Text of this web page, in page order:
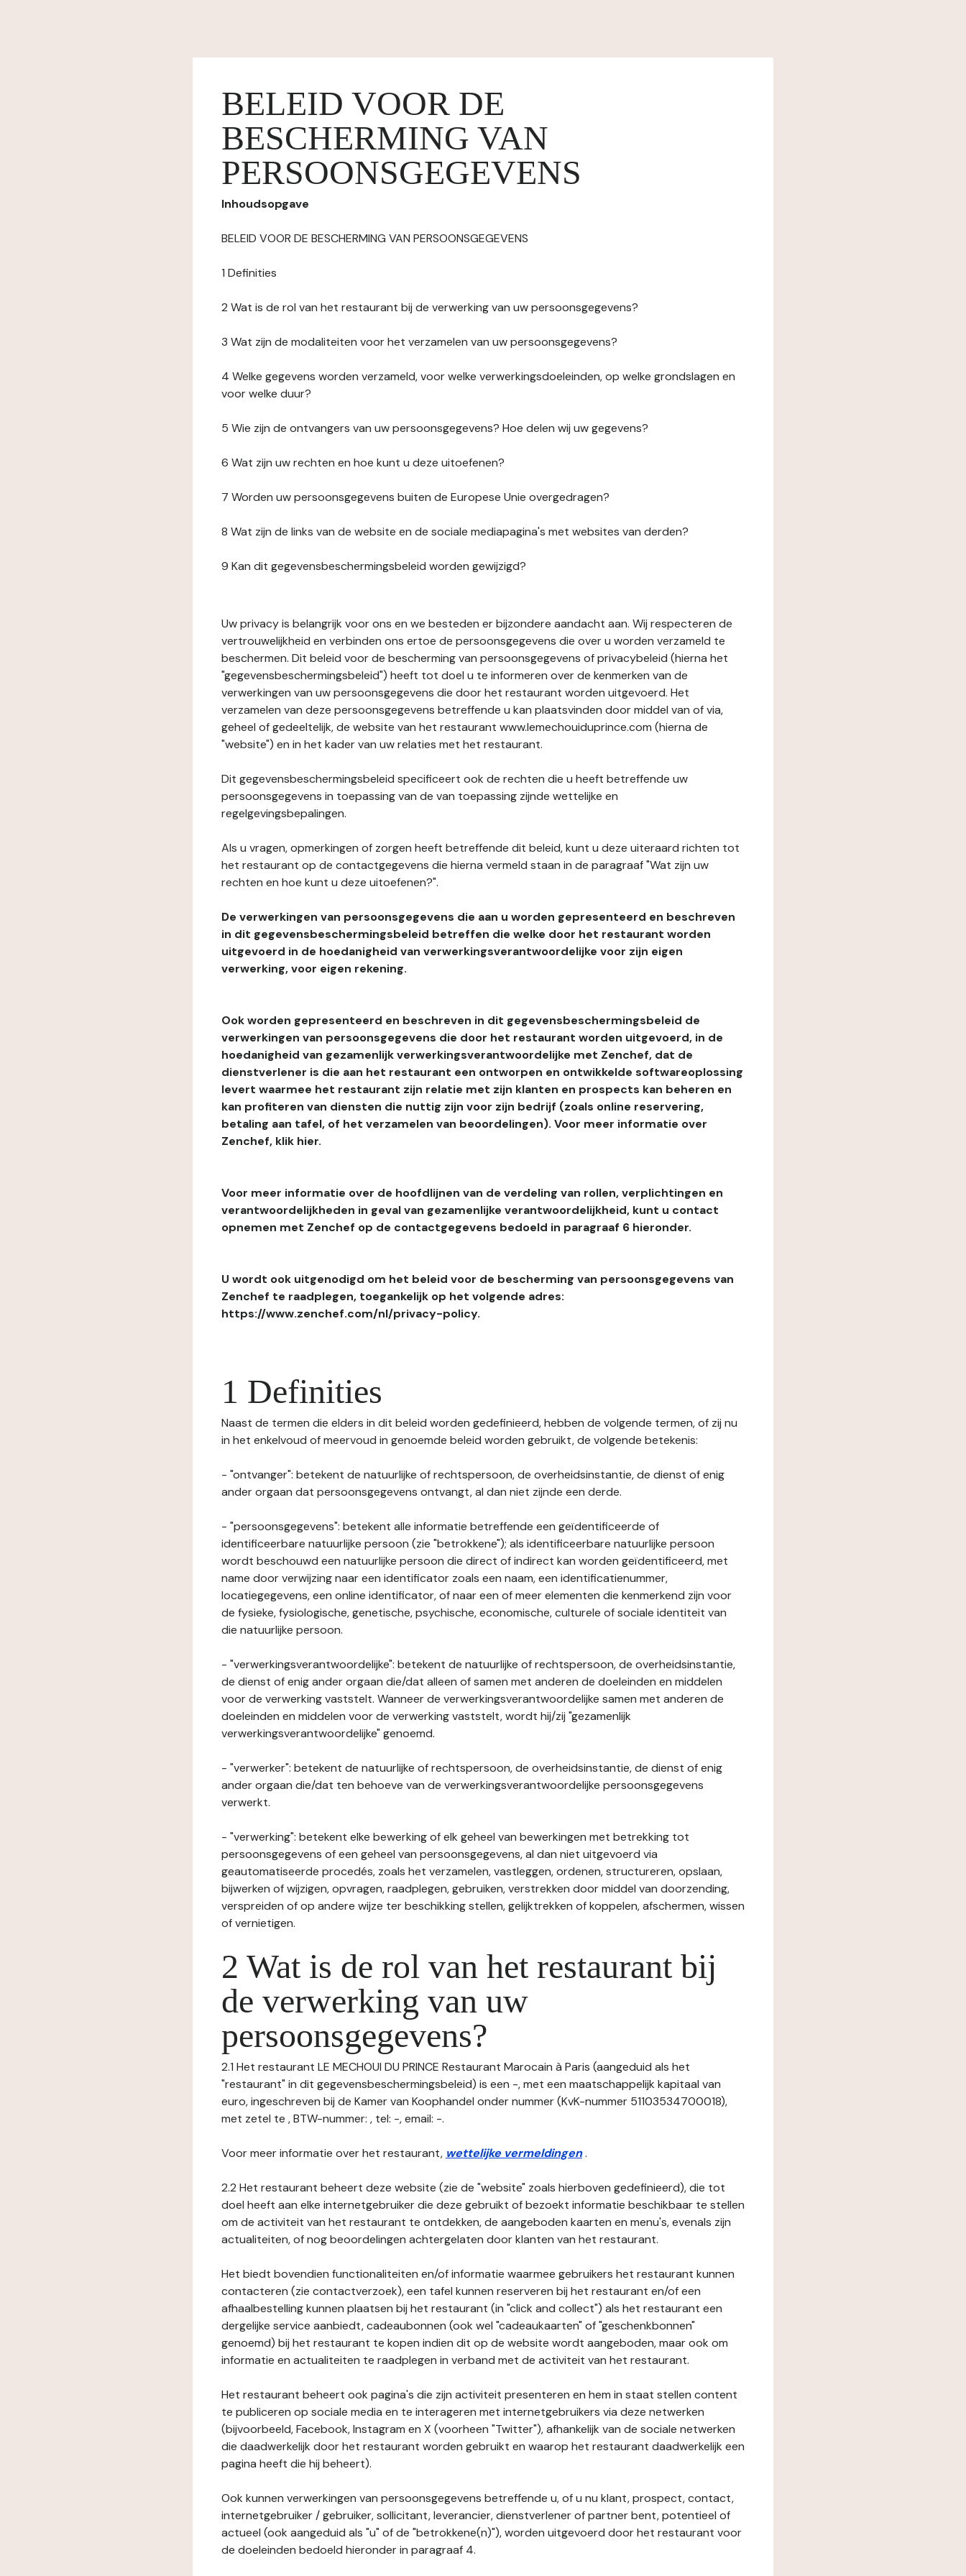
BELEID VOOR DE
BESCHERMING VAN
PERSOONSGEGEVENS
Inhoudsopgave
BELEID VOOR DE BESCHERMING VAN PERSOONSGEGEVENS
1 Definities
2 Wat is de rol van het restaurant bij de verwerking van uw persoonsgegevens?
3 Wat zijn de modaliteiten voor het verzamelen van uw persoonsgegevens?
4 Welke gegevens worden verzameld, voor welke verwerkingsdoeleinden, op welke grondslagen en
voor welke duur?
5 Wie zijn de ontvangers van uw persoonsgegevens? Hoe delen wij uw gegevens?
6 Wat zijn uw rechten en hoe kunt u deze uitoefenen?
7 Worden uw persoonsgegevens buiten de Europese Unie overgedragen?
8 Wat zijn de links van de website en de sociale mediapagina's met websites van derden?
9 Kan dit gegevensbeschermingsbeleid worden gewijzigd?
Uw privacy is belangrijk voor ons en we besteden er bijzondere aandacht aan. Wij respecteren de
vertrouwelijkheid en verbinden ons ertoe de persoonsgegevens die over u worden verzameld te
beschermen. Dit beleid voor de bescherming van persoonsgegevens of privacybeleid (hierna het
"gegevensbeschermingsbeleid") heeft tot doel u te informeren over de kenmerken van de
verwerkingen van uw persoonsgegevens die door het restaurant worden uitgevoerd. Het
verzamelen van deze persoonsgegevens betreffende u kan plaatsvinden door middel van of via,
geheel of gedeeltelijk, de website van het restaurant www.lemechouiduprince.com (hierna de
"website") en in het kader van uw relaties met het restaurant.
Dit gegevensbeschermingsbeleid specificeert ook de rechten die u heeft betreffende uw
persoonsgegevens in toepassing van de van toepassing zijnde wettelijke en
regelgevingsbepalingen.
Als u vragen, opmerkingen of zorgen heeft betreffende dit beleid, kunt u deze uiteraard richten tot
het restaurant op de contactgegevens die hierna vermeld staan in de paragraaf "Wat zijn uw
rechten en hoe kunt u deze uitoefenen?".
De verwerkingen van persoonsgegevens die aan u worden gepresenteerd en beschreven
in dit gegevensbeschermingsbeleid betreffen die welke door het restaurant worden
uitgevoerd in de hoedanigheid van verwerkingsverantwoordelijke voor zijn eigen
verwerking, voor eigen rekening.
Ook worden gepresenteerd en beschreven in dit gegevensbeschermingsbeleid de
verwerkingen van persoonsgegevens die door het restaurant worden uitgevoerd, in de
hoedanigheid van gezamenlijk verwerkingsverantwoordelijke met Zenchef, dat de
dienstverlener is die aan het restaurant een ontworpen en ontwikkelde softwareoplossing
levert waarmee het restaurant zijn relatie met zijn klanten en prospects kan beheren en
kan profiteren van diensten die nuttig zijn voor zijn bedrijf (zoals online reservering,
betaling aan tafel, of het verzamelen van beoordelingen). Voor meer informatie over
Zenchef, klik hier.
Voor meer informatie over de hoofdlijnen van de verdeling van rollen, verplichtingen en
verantwoordelijkheden in geval van gezamenlijke verantwoordelijkheid, kunt u contact
opnemen met Zenchef op de contactgegevens bedoeld in paragraaf 6 hieronder.
U wordt ook uitgenodigd om het beleid voor de bescherming van persoonsgegevens van
Zenchef te raadplegen, toegankelijk op het volgende adres:
https://www.zenchef.com/nl/privacy-policy.
1 Definities
Naast de termen die elders in dit beleid worden gedefinieerd, hebben de volgende termen, of zij nu
in het enkelvoud of meervoud in genoemde beleid worden gebruikt, de volgende betekenis:
- "ontvanger": betekent de natuurlijke of rechtspersoon, de overheidsinstantie, de dienst of enig
ander orgaan dat persoonsgegevens ontvangt, al dan niet zijnde een derde.
- "persoonsgegevens": betekent alle informatie betreffende een geïdentificeerde of
identificeerbare natuurlijke persoon (zie "betrokkene"); als identificeerbare natuurlijke persoon
wordt beschouwd een natuurlijke persoon die direct of indirect kan worden geïdentificeerd, met
name door verwijzing naar een identificator zoals een naam, een identificatienummer,
locatiegegevens, een online identificator, of naar een of meer elementen die kenmerkend zijn voor
de fysieke, fysiologische, genetische, psychische, economische, culturele of sociale identiteit van
die natuurlijke persoon.
- "verwerkingsverantwoordelijke": betekent de natuurlijke of rechtspersoon, de overheidsinstantie,
de dienst of enig ander orgaan die/dat alleen of samen met anderen de doeleinden en middelen
voor de verwerking vaststelt. Wanneer de verwerkingsverantwoordelijke samen met anderen de
doeleinden en middelen voor de verwerking vaststelt, wordt hij/zij "gezamenlijk
verwerkingsverantwoordelijke" genoemd.
- "verwerker": betekent de natuurlijke of rechtspersoon, de overheidsinstantie, de dienst of enig
ander orgaan die/dat ten behoeve van de verwerkingsverantwoordelijke persoonsgegevens
verwerkt.
- "verwerking": betekent elke bewerking of elk geheel van bewerkingen met betrekking tot
persoonsgegevens of een geheel van persoonsgegevens, al dan niet uitgevoerd via
geautomatiseerde procedés, zoals het verzamelen, vastleggen, ordenen, structureren, opslaan,
bijwerken of wijzigen, opvragen, raadplegen, gebruiken, verstrekken door middel van doorzending,
verspreiden of op andere wijze ter beschikking stellen, gelijktrekken of koppelen, afschermen, wissen
of vernietigen.
2 Wat is de rol van het restaurant bij
de verwerking van uw
persoonsgegevens?
2.1 Het restaurant LE MECHOUI DU PRINCE Restaurant Marocain à Paris (aangeduid als het
"restaurant" in dit gegevensbeschermingsbeleid) is een -, met een maatschappelijk kapitaal van
euro, ingeschreven bij de Kamer van Koophandel onder nummer (KvK-nummer 51103534700018),
met zetel te , BTW-nummer: , tel: -, email: -.
Voor meer informatie over het restaurant, wettelijke vermeldingen.
2.2 Het restaurant beheert deze website (zie de "website" zoals hierboven gedefinieerd), die tot
doel heeft aan elke internetgebruiker die deze gebruikt of bezoekt informatie beschikbaar te stellen
om de activiteit van het restaurant te ontdekken, de aangeboden kaarten en menu's, evenals zijn
actualiteiten, of nog beoordelingen achtergelaten door klanten van het restaurant.
Het biedt bovendien functionaliteiten en/of informatie waarmee gebruikers het restaurant kunnen
contacteren (zie contactverzoek), een tafel kunnen reserveren bij het restaurant en/of een
afhaalbestelling kunnen plaatsen bij het restaurant (in "click and collect") als het restaurant een
dergelijke service aanbiedt, cadeaubonnen (ook wel "cadeaukaarten" of "geschenkbonnen"
genoemd) bij het restaurant te kopen indien dit op de website wordt aangeboden, maar ook om
informatie en actualiteiten te raadplegen in verband met de activiteit van het restaurant.
Het restaurant beheert ook pagina's die zijn activiteit presenteren en hem in staat stellen content
te publiceren op sociale media en te interageren met internetgebruikers via deze netwerken
(bijvoorbeeld, Facebook, Instagram en X (voorheen "Twitter"), afhankelijk van de sociale netwerken
die daadwerkelijk door het restaurant worden gebruikt en waarop het restaurant daadwerkelijk een
pagina heeft die hij beheert).
Ook kunnen verwerkingen van persoonsgegevens betreffende u, of u nu klant, prospect, contact,
internetgebruiker / gebruiker, sollicitant, leverancier, dienstverlener of partner bent, potentieel of
actueel (ook aangeduid als "u" of de "betrokkene(n)"), worden uitgevoerd door het restaurant voor
de doeleinden bedoeld hieronder in paragraaf 4.